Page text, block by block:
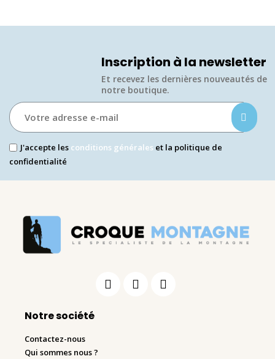
Inscription à la newsletter
Et recevez les dernières nouveautés de
notre boutique.​
J'accepte les conditions générales et la politique de
confidentialité
Notre société
Contactez-nous
Qui sommes nous ?